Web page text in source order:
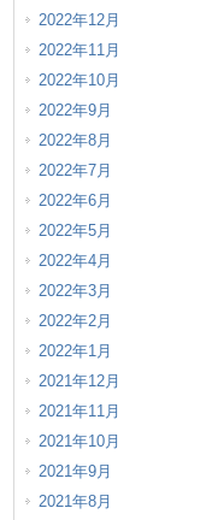
2022年12月
2022年11月
2022年10月
2022年9月
2022年8月
2022年7月
2022年6月
2022年5月
2022年4月
2022年3月
2022年2月
2022年1月
2021年12月
2021年11月
2021年10月
2021年9月
2021年8月